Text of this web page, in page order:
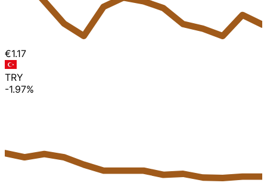
€1.17
TRY
-1.97%